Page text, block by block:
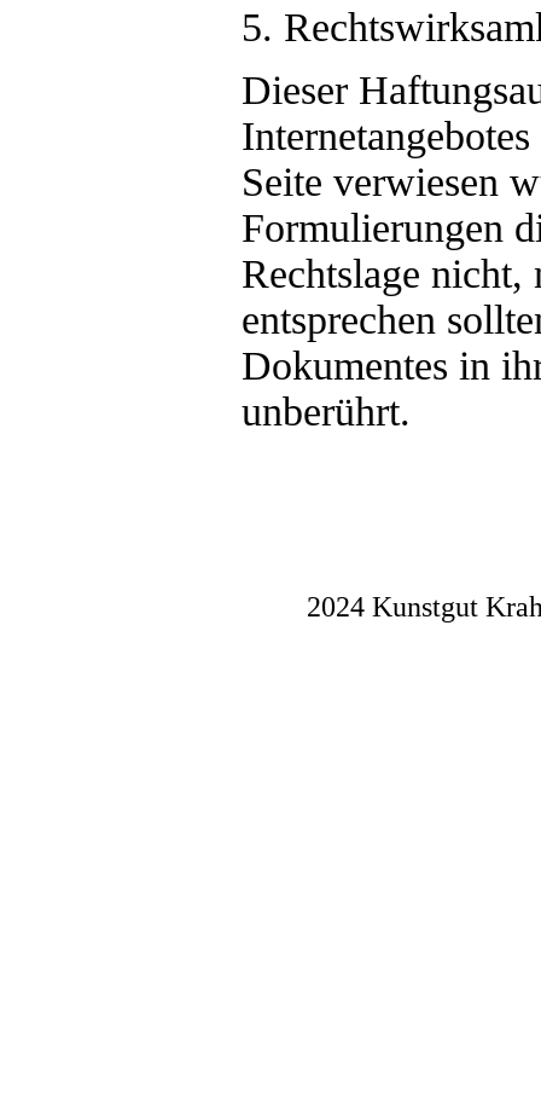
5.
Dieser
Seite verwiesen
Formulierungen
Rechtslage
entsprechen
Dokumentes in
unberührt.
2024 Kunstgut